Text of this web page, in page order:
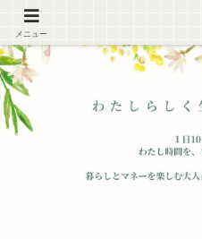
メニュー